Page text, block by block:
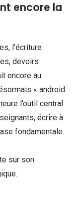
encore la
l’écriture
devoirs
encore au
« android
l’outil central
écrire à
fondamentale.
sur son